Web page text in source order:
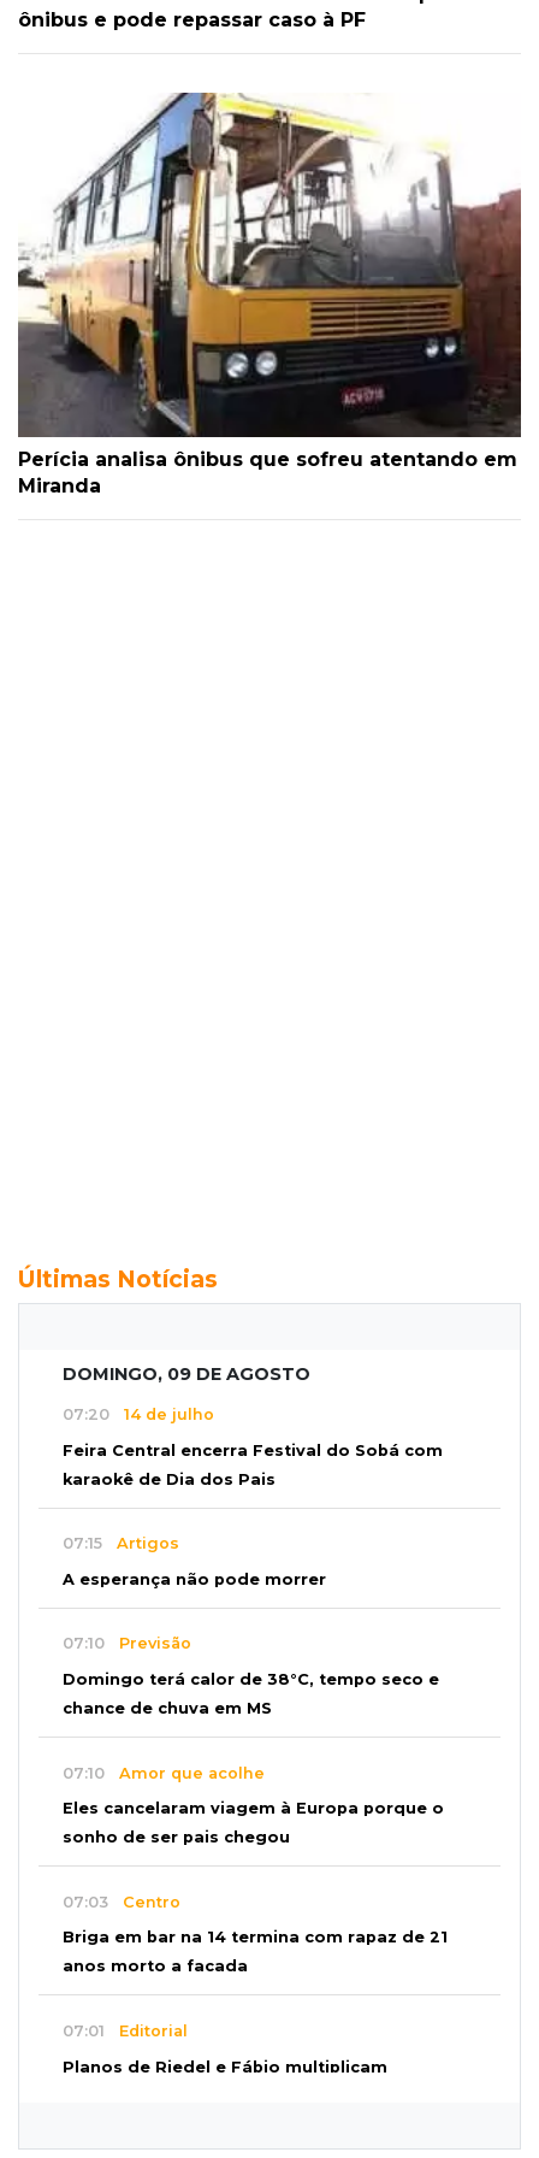
ônibus e pode repassar caso à PF
Perícia analisa ônibus que sofreu atentando em
Miranda
Últimas Notícias
DOMINGO, 09 DE AGOSTO
07:20 14 de julho
Feira Central encerra Festival do Sobá com
karaokê de Dia dos Pais
07:15 Artigos
A esperança não pode morrer
07:10 Previsão
Domingo terá calor de 38°C, tempo seco e
chance de chuva em MS
07:10 Amor que acolhe
Eles cancelaram viagem à Europa porque o
sonho de ser pais chegou
07:03 Centro
Briga em bar na 14 termina com rapaz de 21
anos morto a facada
07:01 Editorial
Planos de Riedel e Fábio multiplicam